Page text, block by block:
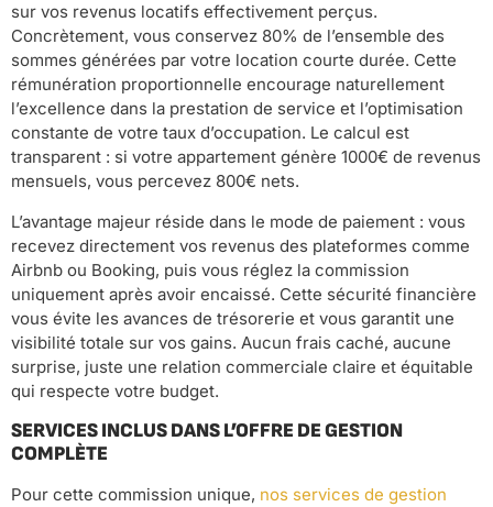
sur vos revenus locatifs effectivement perçus.
Concrètement, vous conservez 80% de l’ensemble des
sommes générées par votre location courte durée. Cette
rémunération proportionnelle encourage naturellement
l’excellence dans la prestation de service et l’optimisation
constante de votre taux d’occupation. Le calcul est
transparent : si votre appartement génère 1000€ de revenus
mensuels, vous percevez 800€ nets.
L’avantage majeur réside dans le mode de paiement : vous
recevez directement vos revenus des plateformes comme
Airbnb ou Booking, puis vous réglez la commission
uniquement après avoir encaissé. Cette sécurité financière
vous évite les avances de trésorerie et vous garantit une
visibilité totale sur vos gains. Aucun frais caché, aucune
surprise, juste une relation commerciale claire et équitable
qui respecte votre budget.
SERVICES INCLUS DANS L’OFFRE DE GESTION
COMPLÈTE
Pour cette commission unique, nos services de gestion